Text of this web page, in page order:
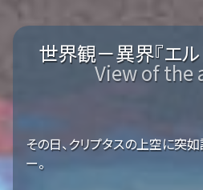
世界観－異界『エル
View of the
その日、クリプタスの上空に突
ー。